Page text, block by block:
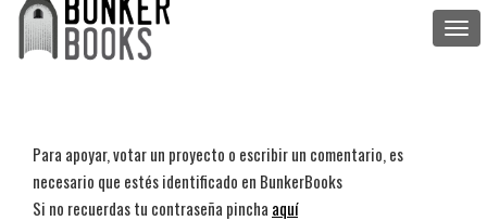
Para apoyar, votar un proyecto o escribir un comentario, es
necesario que estés identificado en BunkerBooks
Si no recuerdas tu contraseña pincha aquí